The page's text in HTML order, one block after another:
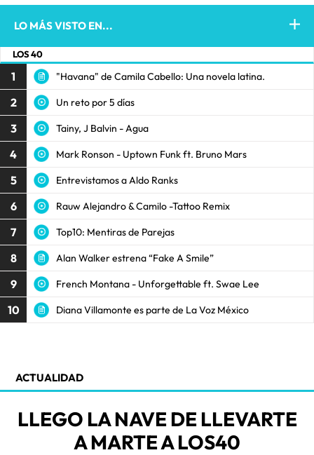
LO MÁS VISTO EN...
LOS 40
1 "Havana" de Camila Cabello: Una novela latina.
2 Un reto por 5 días
3 Tainy, J Balvin - Agua
4 Mark Ronson - Uptown Funk ft. Bruno Mars
5 Entrevistamos a Aldo Ranks
6 Rauw Alejandro & Camilo -Tattoo Remix
7 Top10: Mentiras de Parejas
8 Alan Walker estrena “Fake A Smile”
9 French Montana - Unforgettable ft. Swae Lee
10 Diana Villamonte es parte de La Voz México
ACTUALIDAD
LLEGO LA NAVE DE LLEVARTE
A MARTE A LOS40